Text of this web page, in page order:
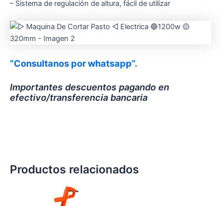
– Sistema de regulación de altura, fácil de utilizar
“Consultanos por whatsapp”.
Importantes descuentos pagando en
efectivo/transferencia bancaria
Productos relacionados